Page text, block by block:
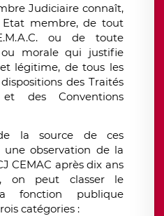
Judiciaire connaît,
membre, de tout
ou de toute
ou morale qui justifie
légitime, de tous les
des Traités
des Conventions
la source de ces
observation de la
CEMAC après dix ans
on peut classer le
fonction publique
catégories :